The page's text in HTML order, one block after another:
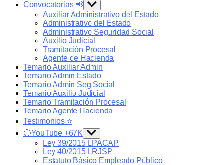
Convocatorias 📢 Show
sub
menu
Auxiliar Administrativo del Estado
Administrativo del Estado
Administrativo Seguridad Social
Auxilio Judicial
Tramitación Procesal
Agente de Hacienda
Temario Auxiliar Admin
Temario Admin Estado
Temario Admin Seg Social
Temario Auxilio Judicial
Temario Tramitación Procesal
Temario Agente Hacienda
Testimonios ⭐️
🔴YouTube +67K Show
sub
menu
Ley 39/2015 LPACAP
Ley 40/2015 LRJSP
Estatuto Básico Empleado Público